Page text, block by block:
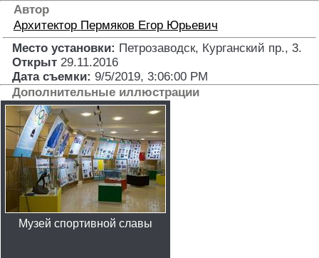
Автор
Архитектор Пермяков Егор Юрьевич
Место установки: Петрозаводск, Курганский пр., 3.
Открыт 29.11.2016
Дата съемки: 9/5/2019, 3:06:00 PM
Дополнительные иллюстрации
Музей спортивной славы